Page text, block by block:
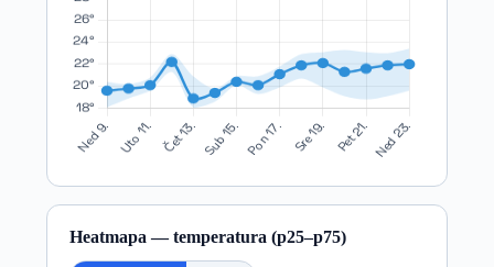
Heatmapa — temperatura (p25–p75)